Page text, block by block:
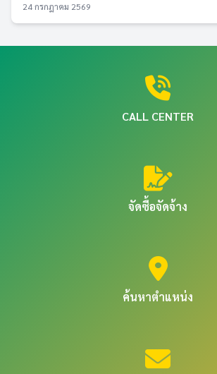
24 กรกฎาคม 2569
CALL CENTER
จัดซื้อจัดจ้าง
ค้นหาตำแหน่ง